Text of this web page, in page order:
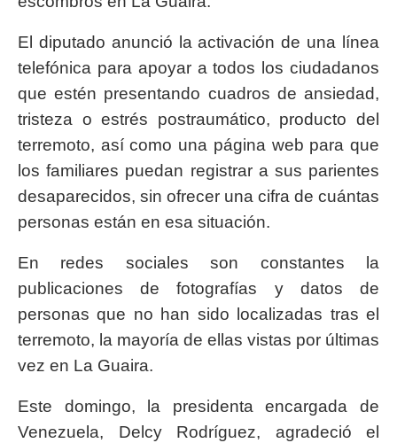
El diputado anunció la activación de una línea
telefónica para apoyar a todos los ciudadanos
que estén presentando cuadros de ansiedad,
tristeza o estrés postraumático, producto del
terremoto, así como una página web para que
los familiares puedan registrar a sus parientes
desaparecidos, sin ofrecer una cifra de cuántas
personas están en esa situación.
En redes sociales son constantes la
publicaciones de fotografías y datos de
personas que no han sido localizadas tras el
terremoto, la mayoría de ellas vistas por últimas
vez en La Guaira.
Este domingo, la presidenta encargada de
Venezuela, Delcy Rodríguez, agradeció el